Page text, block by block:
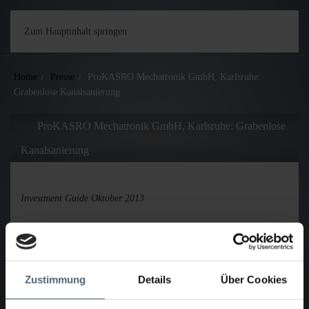
Zustimmung Details Über Cookies
Zum Hauptinhalt springen
Home Presse
ProKASRO Mechatronik GmbH, Karlsruhe:
Grabenlose Kanalsanierung
ProKASRO Mechatronik GmbH, Karlsruhe: Grabenlose
Kanalsanierung
Veröffentlicht Januar 2016
Investment Guide Oktober 2013
Kilometer Luftlinie vom südlichsten Punkt bei Oberstdorf entfernt –
Kanalnetzes von rund einer halben Million Kilometer winzig
Dazu kommen noch private Abwasserleitungen mit einer